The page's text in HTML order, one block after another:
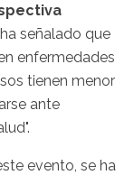
señalado que
enfermedades
tienen menor
ante
evento, se ha